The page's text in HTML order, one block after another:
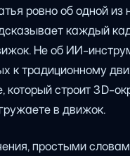
ровно об одной из
каждый
Не об ИИ-
к традиционному
который строит 3D-
в движок.
простыми